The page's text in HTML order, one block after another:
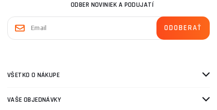
ODBER NOVINIEK A PODUJATÍ
VŠETKO O NÁKUPE
VAŠE OBJEDNÁVKY